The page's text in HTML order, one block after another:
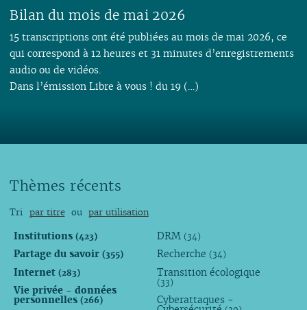
Bilan du mois de mai 2026
15 transcriptions ont été publiées au mois de mai 2026, ce
qui correspond à 12 heures et 31 minutes d’enregistrements
audio ou de vidéos.
Dans l’émission Libre à vous ! du 19 (…)
Thèmes récents
Tri par titre ou par utilisation
Institutions (423)
Partage du savoir (355)
Internet (283)
Vie privée - données
personnelles (266)
DRM (34)
Recherche (34)
Transition écologique
(33)
Cyberattaques -